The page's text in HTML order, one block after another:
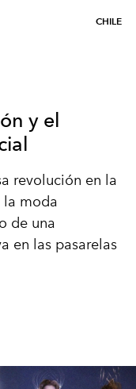
CHILE
y el
revolución en la
la moda
de una
en las pasarelas